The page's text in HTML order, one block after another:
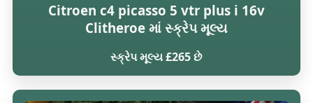
Citroen c4 picasso 5 vtr plus i 16v
Clitheroe માં સ્ક્રેપ મૂલ્ય
સ્ક્રેપ મૂલ્ય £265 છે